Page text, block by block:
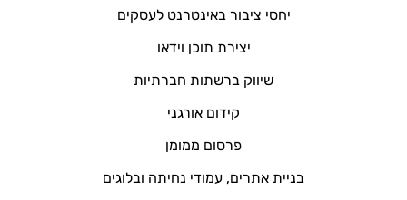
יחסי ציבור באינטרנט לעסקים
יצירת תוכן וידאו
שיווק ברשתות חברתיות
קידום אורגני
פרסום ממומן
בניית אתרים, עמודי נחיתה ובלוגים